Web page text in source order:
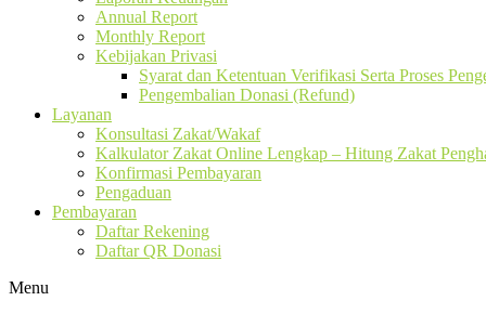
Annual Report
Monthly Report
Kebijakan Privasi
Syarat dan Ketentuan Verifikasi Serta Proses
Pengembalian Donasi (Refund)
Layanan
Konsultasi Zakat/Wakaf
Kalkulator Zakat Online Lengkap – Hitung Zakat
Konfirmasi Pembayaran
Pengaduan
Pembayaran
Daftar Rekening
Daftar QR Donasi
Menu